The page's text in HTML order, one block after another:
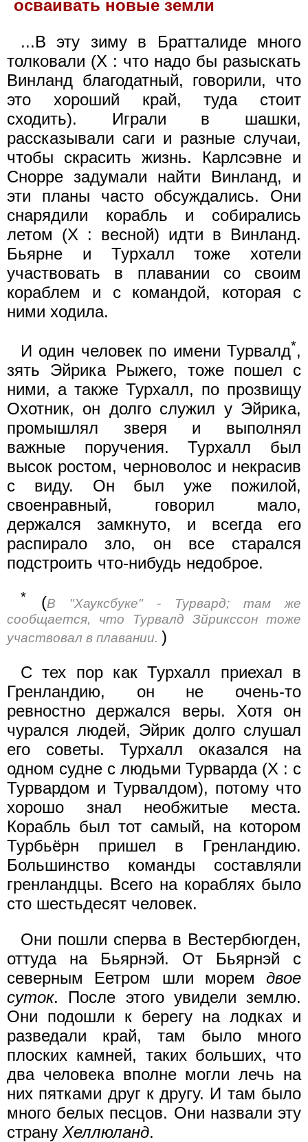
осваивать новые земли
...В эту зиму в Братталиде много
толковали (X : что надо бы разыскать
Винланд благодатный, говорили, что
это хороший край, туда стоит
сходить). Играли в шашки,
рассказывали саги и разные случаи,
чтобы скрасить жизнь. Карлсэвне и
Снорре задумали найти Винланд, и
эти планы часто обсуждались. Они
снарядили корабль и собирались
летом (X : весной) идти в Винланд.
Бьярне и Турхалл тоже хотели
участвовать в плавании со своим
кораблем и с командой, которая с
ними ходила.
И один человек по имени Турвалд*,
зять Эйрика Рыжего, тоже пошел с
ними, а также Турхалл, по прозвищу
Охотник, он долго служил у Эйрика,
промышлял зверя и выполнял
важные поручения. Турхалл был
высок ростом, черноволос и некрасив
с виду. Он был уже пожилой,
своенравный, говорил мало,
держался замкнуто, и всегда его
распирало зло, он все старался
подстроить что-нибудь недоброе.
* (В "Хауксбуке" - Турвард; там же
сообщается, что Турвалд Зйрикссон тоже
участвовал в плавании. )
С тех пор как Турхалл приехал в
Гренландию, он не очень-то
ревностно держался веры. Хотя он
чурался людей, Эйрик долго слушал
его советы. Турхалл оказался на
одном судне с людьми Турварда (X : с
Турвардом и Турвалдом), потому что
хорошо знал необжитые места.
Корабль был тот самый, на котором
Турбьёрн пришел в Гренландию.
Большинство команды составляли
гренландцы. Всего на кораблях было
сто шестьдесят человек.
Они пошли сперва в Вестербюгден,
оттуда на Бьярнэй. От Бьярнэй с
северным Еетром шли морем двое
суток. После этого увидели землю.
Они подошли к берегу на лодках и
разведали край, там было много
плоских камней, таких больших, что
два человека вполне могли лечь на
них пятками друг к другу. И там было
много белых песцов. Они назвали эту
страну Хеллюланд.